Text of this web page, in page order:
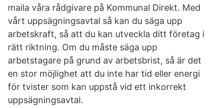
maila våra rådgivare på Kommunal Direkt. Med
vårt uppsägningsavtal så kan du säga upp
arbetskraft, så att du kan utveckla ditt företag i
rätt riktning. Om du måste säga upp
arbetstagare på grund av arbetsbrist, så är det
en stor möjlighet att du inte har tid eller energi
för tvister som kan uppstå vid ett inkorrekt
uppsägningsavtal.